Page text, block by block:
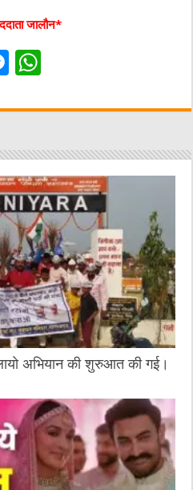
जालौन*
M
ss
n
g
er
at
A
p
p
अभियान की शुरुआत की गई।